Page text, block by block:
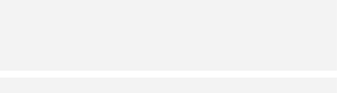
LUMA » sorti en janvier 2021.